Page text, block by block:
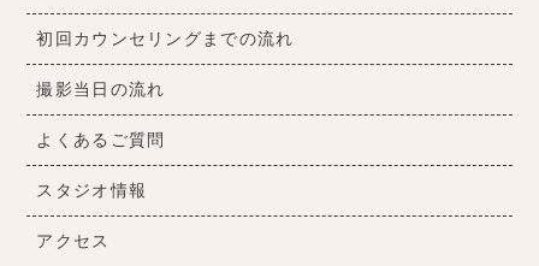
初回カウンセリングまでの流れ
撮影当日の流れ
よくあるご質問
スタジオ情報
アクセス